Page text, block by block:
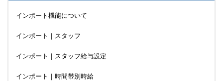
インポート機能について
インポート｜スタッフ
インポート｜スタッフ給与設定
インポート｜時間帯別時給